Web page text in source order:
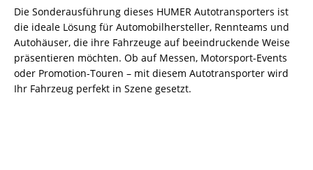
Die Sonderausführung dieses HUMER Autotransporters ist
die ideale Lösung für Automobilhersteller, Rennteams und
Autohäuser, die ihre Fahrzeuge auf beeindruckende Weise
präsentieren möchten. Ob auf Messen, Motorsport-Events
oder Promotion-Touren – mit diesem Autotransporter wird
Ihr Fahrzeug perfekt in Szene gesetzt.